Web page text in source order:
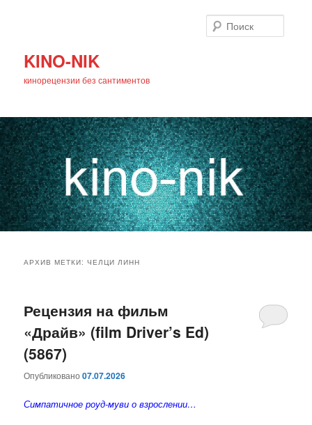
KINO-NIK
кинорецензии без сантиментов
основному
содержимому
дополнительному
содержимому
АРХИВ МЕТКИ:ЧЕЛЦИ ЛИНН
Рецензия на фильм
«Драйв» (film Driver’s Ed)
(5867)
Опубликовано07.07.2026
Симпатичное роуд-муви о взрослении…